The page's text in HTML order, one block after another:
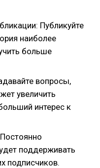
Публикуйте
наиболее
больше
вопросы,
увеличить
интерес к
поддерживать
подписчиков.